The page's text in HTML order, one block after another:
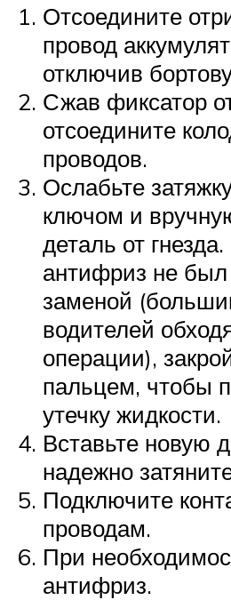
Отсоедините
провод
отключив
Сжав фиксатор
отсоедините
проводов.
Ослабьте
ключом и
деталь от
антифриз не был
заменой
водителей
операции),
пальцем, чтобы
утечку жидкости.
Вставьте новую
надежно
Подключите
проводам.
При
антифриз.